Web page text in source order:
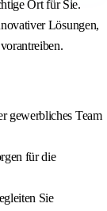
Ort für Sie.
Lösungen,
gewerbliches Team
für die
Sie